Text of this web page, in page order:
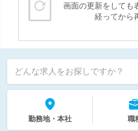
画面の更新をしても
経ってから
どんな求人をお探しですか？
勤務地・本社 職